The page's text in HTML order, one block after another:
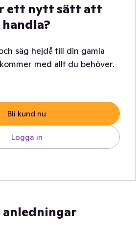
ett nytt sätt att
handla?
säg hejdå till din gamla
med allt du behöver.
Bli kund nu
Logga in
anledningar